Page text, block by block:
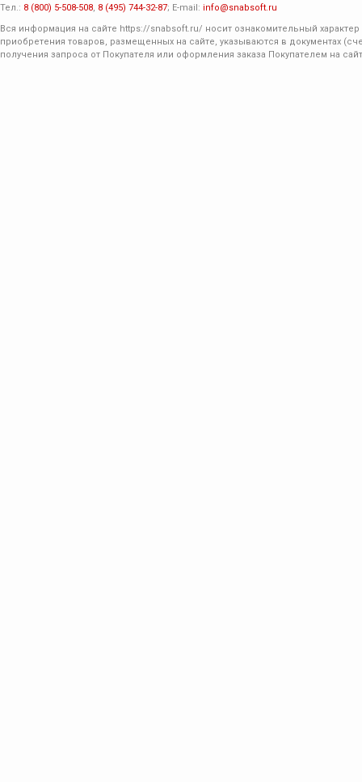
Тел.: 8 (800) 5-508-508, 8 (495) 744-32-87; E-mail: info@snabsoft.ru
Вся информация на сайте https://snabsoft.ru/ носит ознакомительный
приобретения товаров, размещенных на сайте, указываются в документах
получения запроса от Покупателя или оформления заказа Покупателем на